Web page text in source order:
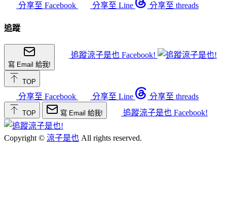
分享至 Facebook 分享至 Line 分享至 threads
追蹤
寫 Email 給我!
追蹤涼子是也 Facebook!
TOP
分享至 Facebook 分享至 Line 分享至 threads
TOP 寫 Email 給我! 追蹤涼子是也 Facebook!
Copyright © 涼子是也 All rights reserved.